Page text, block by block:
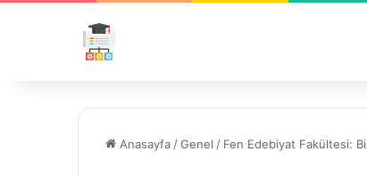
Anasayfa /Genel / Fen Edebiyat Fakültesi: